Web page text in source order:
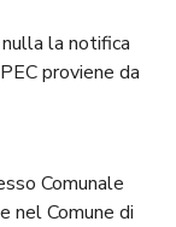
la notifica
proviene da
Comunale
nel Comune di